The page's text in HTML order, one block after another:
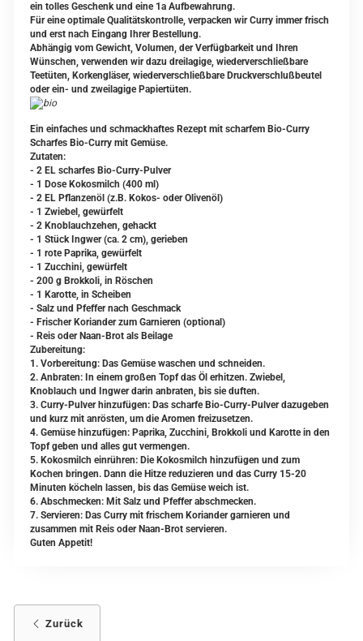
ein tolles Geschenk und eine 1a Aufbewahrung.
Für eine optimale Qualitätskontrolle, verpacken wir Curry immer frisch
und erst nach Eingang Ihrer Bestellung.
Abhängig vom Gewicht, Volumen, der Verfügbarkeit und Ihren
Wünschen, verwenden wir dazu dreilagige, wiederverschließbare
Teetüten, Korkengläser, wiederverschließbare Druckverschlußbeutel
oder ein- und zweilagige Papiertüten.
Ein einfaches und schmackhaftes Rezept mit scharfem Bio-Curry
Scharfes Bio-Curry mit Gemüse.
Zutaten:
- 2 EL scharfes Bio-Curry-Pulver
- 1 Dose Kokosmilch (400 ml)
- 2 EL Pflanzenöl (z.B. Kokos- oder Olivenöl)
- 1 Zwiebel, gewürfelt
- 2 Knoblauchzehen, gehackt
- 1 Stück Ingwer (ca. 2 cm), gerieben
- 1 rote Paprika, gewürfelt
- 1 Zucchini, gewürfelt
- 200 g Brokkoli, in Röschen
- 1 Karotte, in Scheiben
- Salz und Pfeffer nach Geschmack
- Frischer Koriander zum Garnieren (optional)
- Reis oder Naan-Brot als Beilage
Zubereitung:
1. Vorbereitung: Das Gemüse waschen und schneiden.
2. Anbraten: In einem großen Topf das Öl erhitzen. Zwiebel,
Knoblauch und Ingwer darin anbraten, bis sie duften.
3. Curry-Pulver hinzufügen: Das scharfe Bio-Curry-Pulver dazugeben
und kurz mit anrösten, um die Aromen freizusetzen.
4. Gemüse hinzufügen: Paprika, Zucchini, Brokkoli und Karotte in den
Topf geben und alles gut vermengen.
5. Kokosmilch einrühren: Die Kokosmilch hinzufügen und zum
Kochen bringen. Dann die Hitze reduzieren und das Curry 15-20
Minuten köcheln lassen, bis das Gemüse weich ist.
6. Abschmecken: Mit Salz und Pfeffer abschmecken.
7. Servieren: Das Curry mit frischem Koriander garnieren und
zusammen mit Reis oder Naan-Brot servieren.
Guten Appetit!
Zurück